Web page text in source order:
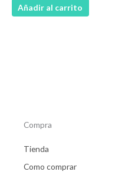
Añadir al carrito
Compra
Tienda
Como comprar